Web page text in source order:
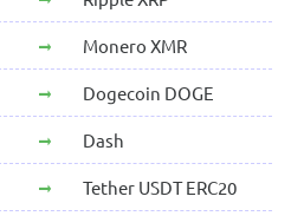
Monero XMR
Dogecoin DOGE
Dash
Tether USDT ERC20